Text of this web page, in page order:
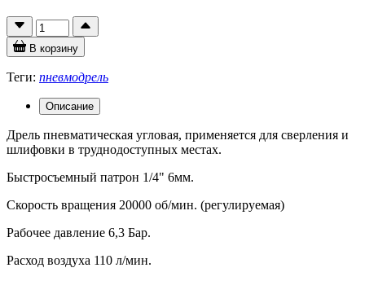
В корзину
Теги: пневмодрель
Описание
Дрель пневматическая угловая, применяется для сверления и
шлифовки в труднодоступных местах.
Быстросъемный патрон 1/4" 6мм.
Скорость вращения 20000 об/мин. (регулируемая)
Рабочее давление 6,3 Бар.
Расход воздуха 110 л/мин.